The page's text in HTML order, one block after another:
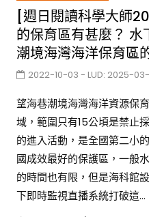
Watch Later
[週日閱讀科學大師
的保育區有甚麼？
潮境海灣海洋保育區
2022-10-03 - LUD: 2025-
望海巷潮境海灣海洋資源保
域，範圍只有15公頃是禁止
的進入活動，是全國第二小
國成效最好的保護區，一般
的時間也有限，但是海科館
下即時監視直播系統打破這...